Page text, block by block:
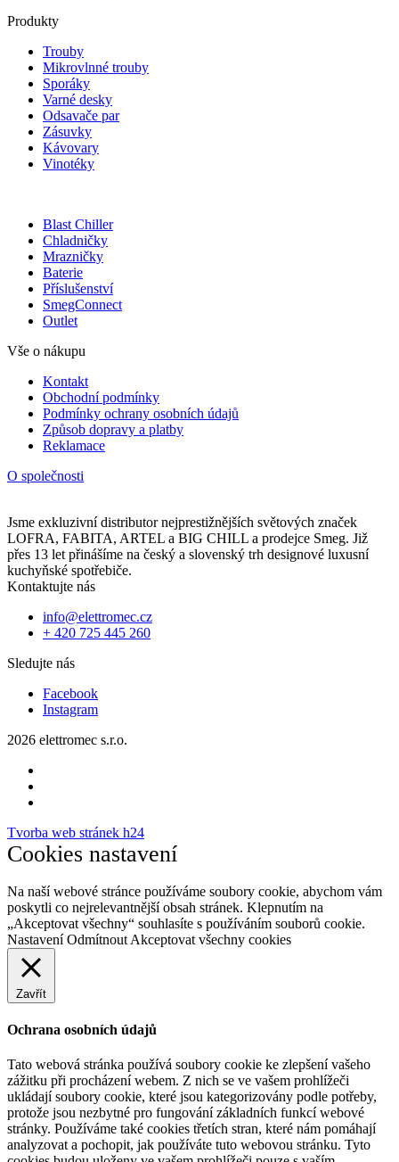
Produkty
Trouby
Mikrovlnné trouby
Sporáky
Varné desky
Odsavače par
Zásuvky
Kávovary
Vinotéky
Blast Chiller
Chladničky
Mrazničky
Baterie
Příslušenství
SmegConnect
Outlet
Vše o nákupu
Kontakt
Obchodní podmínky
Podmínky ochrany osobních údajů
Způsob dopravy a platby
Reklamace
O společnosti
Jsme exkluzivní distributor nejprestižnějších světových značek
LOFRA, FABITA, ARTEL a BIG CHILL a prodejce Smeg. Již
přes 13 let přinášíme na český a slovenský trh designové luxusní
kuchyňské spotřebiče.
Kontaktujte nás
info@elettromec.cz
+ 420 725 445 260
Sledujte nás
Facebook
Instagram
2026 elettromec s.r.o.
Tvorba web stránek h24
Cookies nastavení
Na naší webové stránce používáme soubory cookie, abychom vám
poskytli co nejrelevantnější obsah stránek. Klepnutím na
„Akceptovat všechny“ souhlasíte s používáním souborů cookie.
Nastavení Odmítnout Akceptovat všechny cookies
Zavřít
Ochrana osobních údajů
Tato webová stránka používá soubory cookie ke zlepšení vašeho
zážitku při procházení webem. Z nich se ve vašem prohlížeči
ukládají soubory cookie, které jsou kategorizovány podle potřeby,
protože jsou nezbytné pro fungování základních funkcí webové
stránky. Používáme také cookies třetích stran, které nám pomáhají
analyzovat a pochopit, jak používáte tuto webovou stránku. Tyto